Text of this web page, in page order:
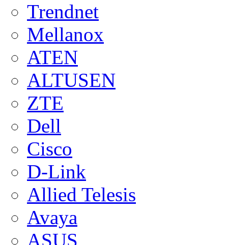
Trendnet
Mellanox
ATEN
ALTUSEN
ZTE
Dell
Cisco
D-Link
Allied Telesis
Avaya
ASUS